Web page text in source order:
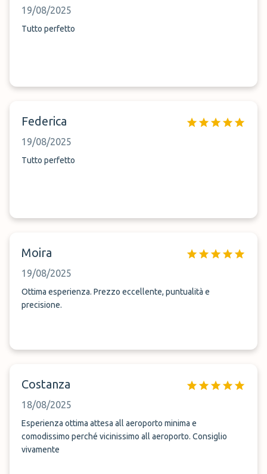
19/08/2025
Tutto perfetto
Federica
19/08/2025
Tutto perfetto
Moira
19/08/2025
Ottima esperienza. Prezzo eccellente, puntualità e
precisione.
Costanza
18/08/2025
Esperienza ottima attesa all aeroporto minima e
comodissimo perché vicinissimo all aeroporto. Consiglio
vivamente